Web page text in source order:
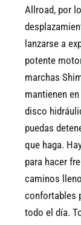
Allroad, por
lanzarse a
potente
marchas
mantienen
disco
puedas
que haga.
para hacer
caminos
confortables
todo el día.